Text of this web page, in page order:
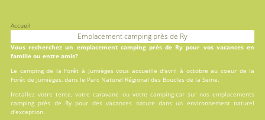
Accueil
Emplacement camping près de Ry
Vous recherchez un emplacement camping près de Ry pour vos vacances en
famille ou entre amis?
Le camping de la Forêt à Jumièges vous accueille d'avril à octobre au coeur de la
Forêt de Jumièges, dans le Parc Naturel Régional des Boucles de la Seine.
Installez votre tente, votre caravane ou votre camping-car sur nosemplacements
camping près de Ry pour des vacances nature dans un environnement naturel
d'exception.